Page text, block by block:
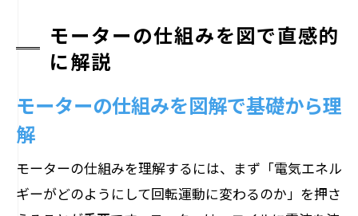
小学校理科でも使えるモーター図解のコ
ツ
ント
アプローチ
モーターが回り続ける仕組みを科学的に
モーターの仕組みを図で直感的
に解説
モーターの仕組みを図解で基礎から理
解
モーターの仕組みを理解するには、まず「電気エネル
ギーがどのようにして回転運動に変わるのか」を押さ